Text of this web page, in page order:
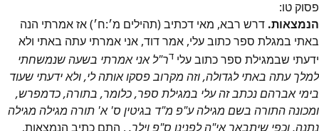
פסוק טו:
הנמצאות. דרש רבא, מאי דכתיב (תהילים מ׳:ח׳) אז אמרתי הנה
באתי במגלת ספר כתוב עלי, אמר דוד, אני אמרתי עתה באתי ולא
ידעתי שבמגילת ספר כתוב עלי דר"ל אני אמרתי בשעה שנמשחתי
למלך עתה באתי לגדולה, וזה מקרוב פסקו אותה לי, ולא ידעתי שעוד
בימי אברהם נכתב זה עלי במגילת ספר, כלומר, בתורה, כדמפרש,
ומכונה התורה בשם מגילה ע"פ מ"ד בגיטין ס' א' תורה מגילה מגילה
נתנה, וכפי שיתבאר אי"ה לפנינו ס"פ וילך. , התם כתיב הנמצאות,